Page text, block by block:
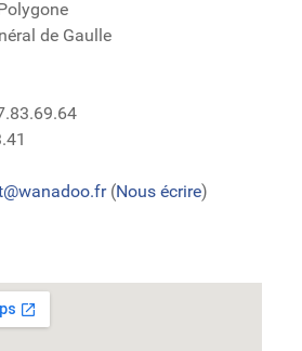
de Gaulle
(Nous écrire)